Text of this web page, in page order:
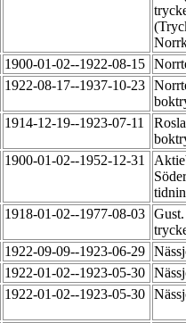
1900-01-02--1922-08-15
1922-08-17--1937-10-23
1914-12-19--1923-07-11
1900-01-02--1952-12-31
1918-01-02--1977-08-03
1922-09-09--1923-06-29
1922-01-02--1923-05-30
1922-01-02--1923-05-30